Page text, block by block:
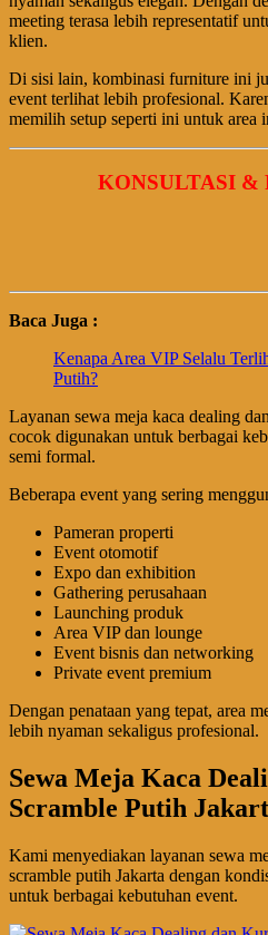
meeting terasa lebih representatif
klien.
Di sisi lain, kombinasi furniture ini
event terlihat lebih profesional.
memilih setup seperti ini untuk area
KONSULTASI &
Baca Juga :
Kenapa Area VIP Selalu
Putih?
Layanan sewa meja kaca dealing
cocok digunakan untuk berbagai
semi formal.
Beberapa event yang sering
Pameran properti
Event otomotif
Expo dan exhibition
Gathering perusahaan
Launching produk
Area VIP dan lounge
Event bisnis dan networking
Private event premium
Dengan penataan yang tepat, area
lebih nyaman sekaligus profesional.
Sewa Meja Kaca
Scramble Putih
Kami menyediakan layanan sewa
scramble putih Jakarta dengan
untuk berbagai kebutuhan event.